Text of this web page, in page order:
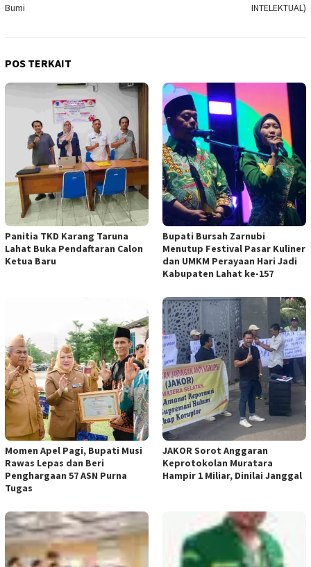
Bumi
INTELEKTUAL)
POS TERKAIT
Panitia TKD Karang Taruna
Lahat Buka Pendaftaran Calon
Ketua Baru
Bupati Bursah Zarnubi
Menutup Festival Pasar Kuliner
dan UMKM Perayaan Hari Jadi
Kabupaten Lahat ke-157
Momen Apel Pagi, Bupati Musi
Rawas Lepas dan Beri
Penghargaan 57 ASN Purna
Tugas
JAKOR Sorot Anggaran
Keprotokolan Muratara
Hampir 1 Miliar, Dinilai Janggal